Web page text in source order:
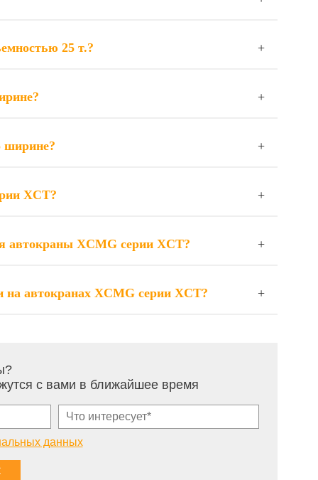
25 т.?
ширине?
XCT?
автокраны XCMG серии XCT?
автокранах XCMG серии XCT?
с вами в ближайшее время
данных